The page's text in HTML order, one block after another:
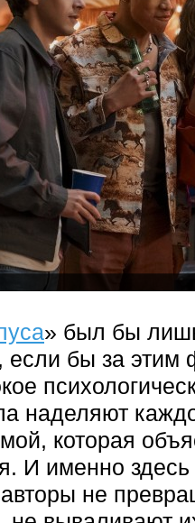
» был бы
если бы за
наделяют
которая
И именно
не